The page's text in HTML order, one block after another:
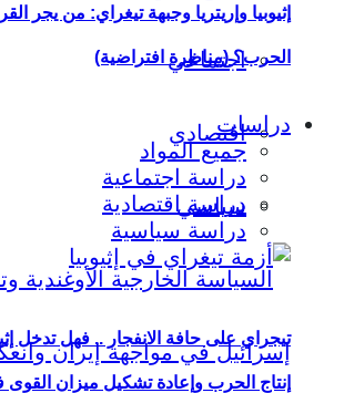
اجتماعي
اقتصادي
سياسي
إثيوبيا وإريتريا وجبهة تيغراي: من يجر
الحرب؟ (مناظرة افتراضية)
دراسات
جميع المواد
دراسة اجتماعية
دراسة اقتصادية
دراسة سياسية
تيجراي على حافة الانفجار .. فهل تدخل
إنتاج الحرب وإعادة تشكيل ميزان القوى